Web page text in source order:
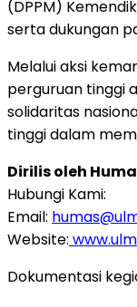
(DPPM)
serta dukungan
Melalui aksi
perguruan tinggi
solidaritas
tinggi dalam
Dirilis oleh
Hubungi Kami:
Email:
Website:
Dokumentasi